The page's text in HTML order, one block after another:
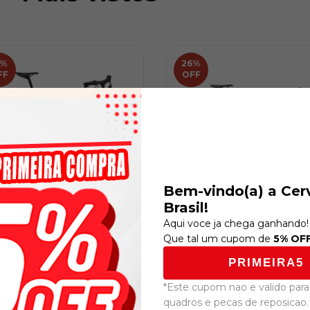
%
Caledonia Rival eTap
Glacier (Tam. 58)
R$26.999,00
26%
OFF
Cervélo Áspero Rival XPLR
AXS 1 Satin Black (Tam.
Bem-vindo(a) a
Brasil!
Aqui voce ja chega ganhando!
Que tal um cupom de 5%
PRIMEIRA5
*Este cupom nao e valido
quadros e pecas de